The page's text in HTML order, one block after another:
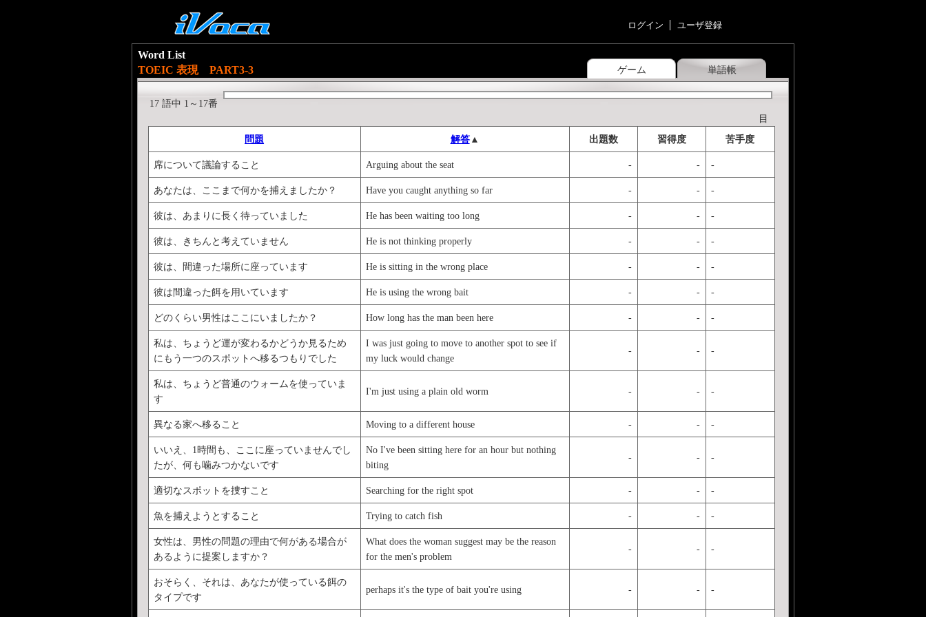
ログイン ユーザ登録
ゲーム 単語帳
Word List
TOEIC 表現 PART3-3
17 語中 1～17番
目
問題
解答▲ 出題数 習得度 苦手度
席について議論すること Arguing about the seat - - -
あなたは、ここまで何かを捕えましたか？ Have you caught anything so far - - -
彼は、あまりに長く待っていました He has been waiting too long - - -
彼は、きちんと考えていません He is not thinking properly - - -
彼は、間違った場所に座っています He is sitting in the wrong place - - -
彼は間違った餌を用いています He is using the wrong bait - - -
どのくらい男性はここにいましたか？ How long has the man been here - - -
私は、ちょうど運が変わるかどうか見るため
にもう一つのスポットへ移るつもりでした
I was just going to move to another spot to see if
my luck would change
- - -
私は、ちょうど普通のウォームを使っていま
す
I'm just using a plain old worm - - -
異なる家へ移ること Moving to a different house - - -
いいえ、1時間も、ここに座っていませんでし
たが、何も噛みつかないです
No I've been sitting here for an hour but nothing
biting
- - -
適切なスポットを捜すこと Searching for the right spot - - -
魚を捕えようとすること Trying to catch fish - - -
女性は、男性の問題の理由で何がある場合が
あるように提案しますか？
What does the woman suggest may be the reason
for the men's problem
- - -
おそらく、それは、あなたが使っている餌の
タイプです
perhaps it's the type of bait you're using - - -